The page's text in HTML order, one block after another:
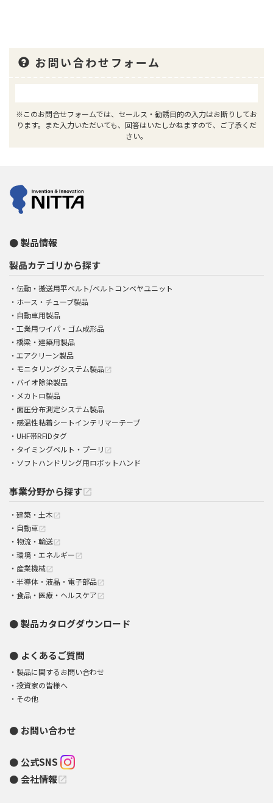
お問い合わせフォーム
※このお問合せフォームでは、セールス・勧誘目的の入力はお断りしてお
ります。また入力いただいても、回答はいたしかねますので、ご了承くだ
さい。
製品情報
製品カテゴリから探す
伝動・搬送用平ベルト/ベルトコンベヤユニット
ホース・チューブ製品
自動車用製品
工業用ワイパ・ゴム成形品
橋梁・建築用製品
エアクリーン製品
モニタリングシステム製品open_in_new
バイオ除染製品
メカトロ製品
面圧分布測定システム製品
感温性粘着シートインテリマーテープ
UHF帯RFIDタグ
タイミングベルト・プーリ open_in_new
ソフトハンドリング用ロボットハンド
事業分野から探すopen_in_new
建築・土木 open_in_new
自動車open_in_new
物流・輸送open_in_new
環境・エネルギー open_in_new
産業機械open_in_new
半導体・液晶・電子部品open_in_new
食品・医療・ヘルスケア open_in_new
製品カタログダウンロード
よくあるご質問
製品に関するお問い合わせ
投資家の皆様へ
その他
お問い合わせ
公式SNS
会社情報open_in_new